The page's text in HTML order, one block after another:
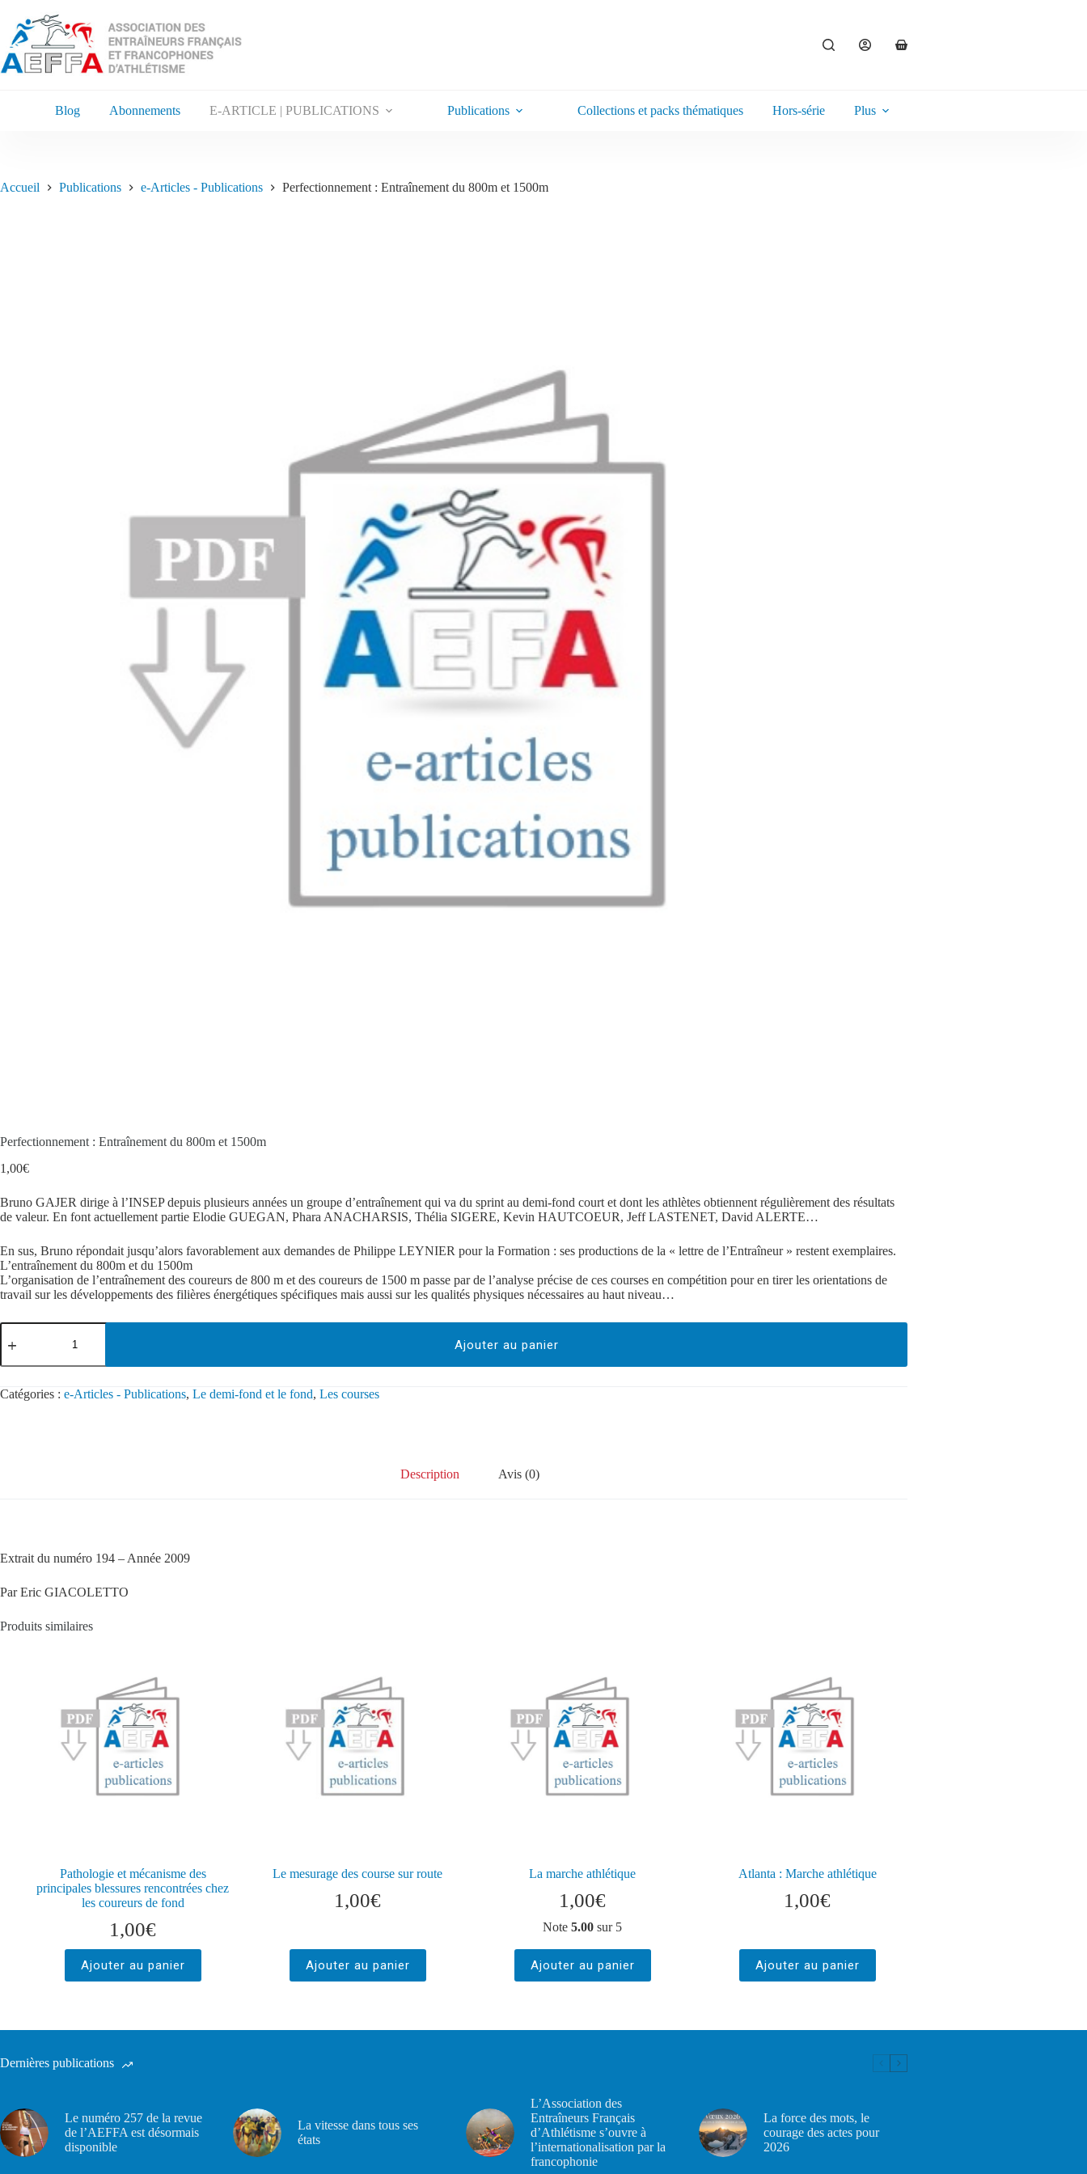
Blog Abonnements E-ARTICLE | PUBLICATIONS Publications Collections et packs thématiques Hors-série Plus
Accueil Publications e-Articles - Publications Perfectionnement : Entraînement du 800m et 1500m
Perfectionnement : Entraînement du 800m et 1500m
1,00€
Bruno GAJER dirige à l’INSEP depuis plusieurs années un groupe d’entraînement qui va du sprint au demi-fond court et dont les athlètes obtiennent régulièrement des résultats
de valeur. En font actuellement partie Elodie GUEGAN, Phara ANACHARSIS, Thélia SIGERE, Kevin HAUTCOEUR, Jeff LASTENET, David ALERTE…
En sus, Bruno répondait jusqu’alors favorablement aux demandes de Philippe LEYNIER pour la Formation : ses productions de la « lettre de l’Entraîneur » restent exemplaires.
L’entraînement du 800m et du 1500m
L’organisation de l’entraînement des coureurs de 800 m et des coureurs de 1500 m passe par de l’analyse précise de ces courses en compétition pour en tirer les orientations de
travail sur les développements des filières énergétiques spécifiques mais aussi sur les qualités physiques nécessaires au haut niveau…
Ajouter au panier
Catégories : e-Articles - Publications, Le demi-fond et le fond, Les courses
Description Avis (0)
Extrait du numéro 194 – Année 2009
Par Eric GIACOLETTO
Produits similaires
Pathologie et mécanisme des
principales blessures rencontrées chez
les coureurs de fond
1,00€
Ajouter au panier
Le mesurage des course sur route
1,00€
Ajouter au panier
La marche athlétique
1,00€
Note 5.00 sur 5
Ajouter au panier
Atlanta : Marche athlétique
1,00€
Ajouter au panier
Dernières publications
Le numéro 257 de la revue
de l’AEFFA est désormais
disponible
La vitesse dans tous ses
états
L’Association des
Entraîneurs Français
d’Athlétisme s’ouvre à
l’internationalisation par la
francophonie
La force des mots, le
courage des actes pour
2026